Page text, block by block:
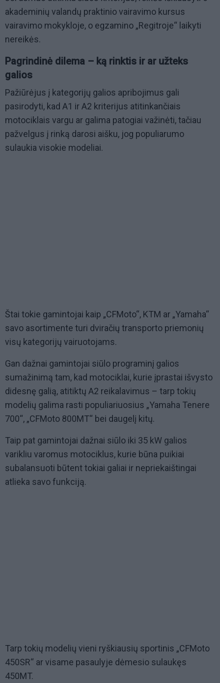
akademinių valandų praktinio vairavimo kursus
vairavimo mokykloje, o egzamino „Regitroje“ laikyti
nereikės.
Pagrindinė dilema – ką rinktis ir ar užteks
galios
Pažiūrėjus į kategorijų galios apribojimus gali
pasirodyti, kad A1 ir A2 kriterijus atitinkančiais
motociklais vargu ar galima patogiai važinėti, tačiau
pažvelgus į rinką darosi aišku, jog populiarumo
sulaukia visokie modeliai.
Štai tokie gamintojai kaip „CFMoto“, KTM ar „Yamaha“
savo asortimente turi dviračių transporto priemonių
visų kategorijų vairuotojams.
Gan dažnai gamintojai siūlo programinį galios
sumažinimą tam, kad motociklai, kurie įprastai išvysto
didesnę galią, atitiktų A2 reikalavimus – tarp tokių
modelių galima rasti populiariuosius „Yamaha Tenere
700“, „CFMoto 800MT“ bei daugelį kitų.
Taip pat gamintojai dažnai siūlo iki 35 kW galios
varikliu varomus motociklus, kurie būna puikiai
subalansuoti būtent tokiai galiai ir nepriekaištingai
atlieka savo funkciją.
Tarp tokių modelių vieni ryškiausių sportinis „CFMoto
450SR“ ar visame pasaulyje dėmesio sulaukęs
450MT.